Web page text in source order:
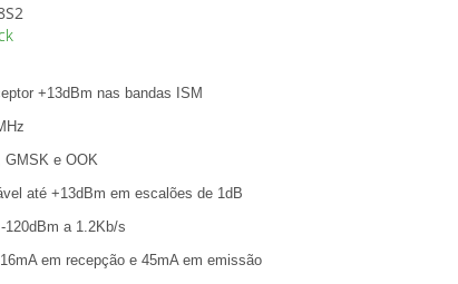
+13dBm nas bandas ISM
GMSK e OOK
até +13dBm em escalões de 1dB
120dBm a 1.2Kb/s
em recepção e 45mA em emissão